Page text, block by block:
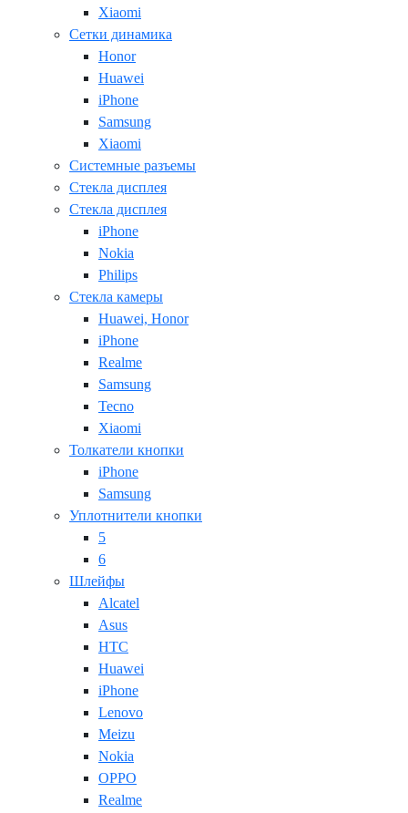
Xiaomi
Сетки динамика
Honor
Huawei
iPhone
Samsung
Xiaomi
Системные разъемы
Стекла дисплея
Стекла дисплея
iPhone
Nokia
Philips
Стекла камеры
Huawei, Honor
iPhone
Realme
Samsung
Tecno
Xiaomi
Толкатели кнопки
iPhone
Samsung
Уплотнители кнопки
5
6
Шлейфы
Alcatel
Asus
HTC
Huawei
iPhone
Lenovo
Meizu
Nokia
OPPO
Realme